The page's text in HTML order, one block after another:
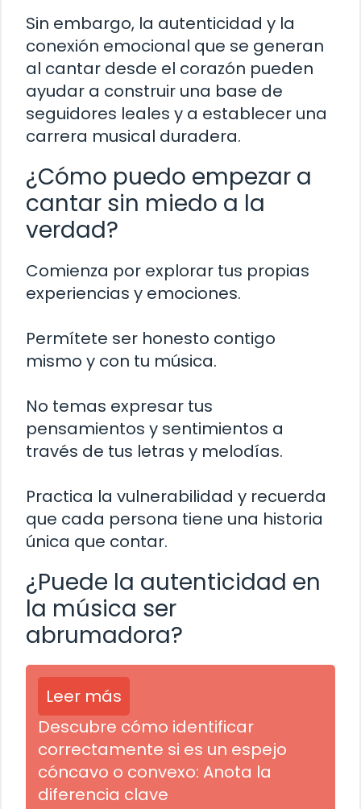
Sin embargo, la autenticidad y la
conexión emocional que se generan
al cantar desde el corazón pueden
ayudar a construir una base de
seguidores leales y a establecer una
carrera musical duradera.
¿Cómo puedo empezar a
cantar sin miedo a la
verdad?
Comienza por explorar tus propias
experiencias y emociones.
Permítete ser honesto contigo
mismo y con tu música.
No temas expresar tus
pensamientos y sentimientos a
través de tus letras y melodías.
Practica la vulnerabilidad y recuerda
que cada persona tiene una historia
única que contar.
¿Puede la autenticidad en
la música ser
abrumadora?
Leer más
Descubre cómo identificar
correctamente si es un espejo
cóncavo o convexo: Anota la
diferencia clave